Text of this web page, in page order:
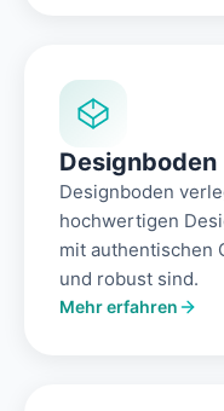
Designboden
Designboden
hochwertigen
mit authentischen
und robust sind.
Mehr erfahren